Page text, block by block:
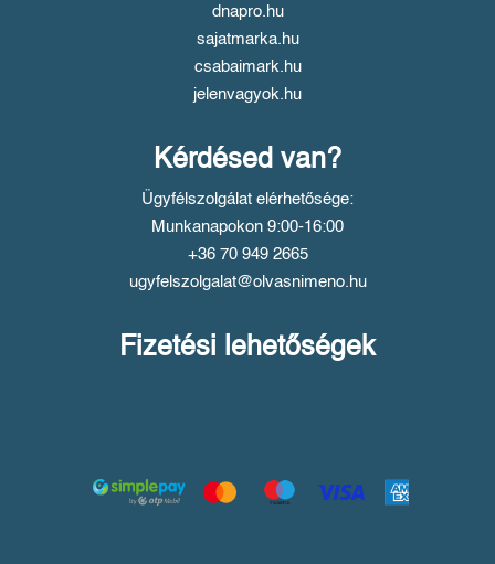
dnapro.hu
sajatmarka.hu
csabaimark.hu
jelenvagyok.hu
Kérdésed van?
Ügyfélszolgálat elérhetősége:
Munkanapokon 9:00-16:00
+36 70 949 2665
ugyfelszolgalat@olvasnimeno.hu
Fizetési lehetőségek